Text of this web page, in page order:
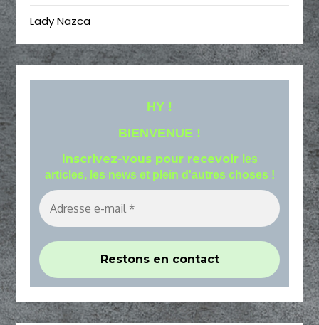
Lady Nazca
HY !
BIENVENUE !
Inscrivez-vous pour recevoir les
articles, les news et plein d'autres choses !